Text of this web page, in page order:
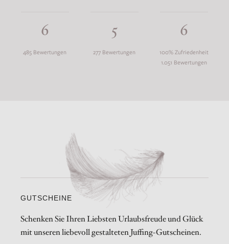
6
485 Bewertungen
5
277 Bewertungen
6
100% Zufriedenheit
1.051 Bewertungen
GUTSCHEINE
Schenken Sie Ihren Liebsten Urlaubsfreude und Glück
mit unseren liebevoll gestalteten Juffing-Gutscheinen.